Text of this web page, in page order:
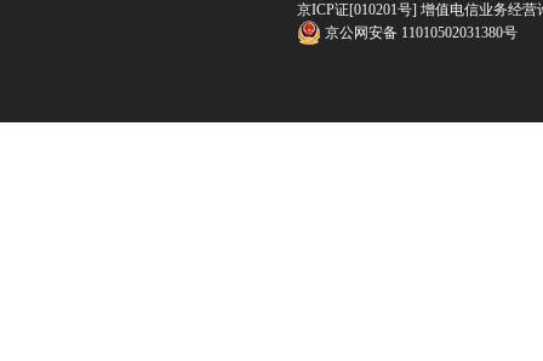
京ICP证[010201号] 增值电信业务经
京公网安备 11010502031380号